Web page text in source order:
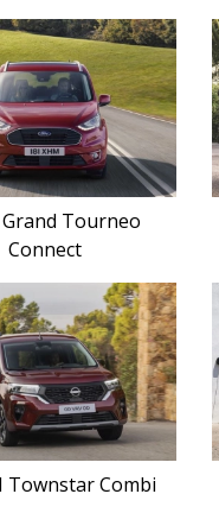
Grand Tourneo
Connect
Townstar Combi